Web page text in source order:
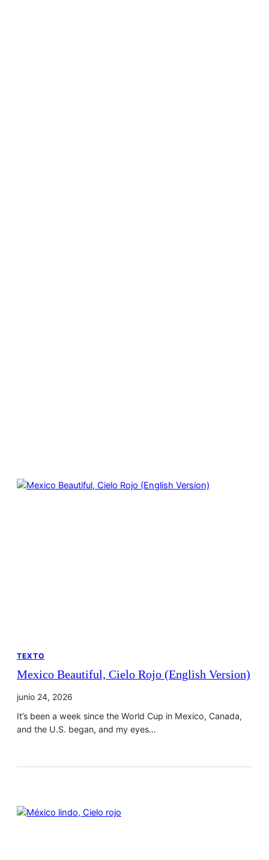
TEXTO
Mexico Beautiful, Cielo Rojo (English Version)
junio 24, 2026
It’s been a week since the World Cup in Mexico, Canada,
and the U.S. began, and my eyes…